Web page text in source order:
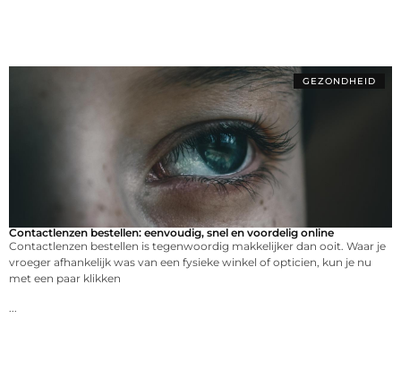
GEZONDHEID
Contactlenzen bestellen: eenvoudig, snel en voordelig online
Contactlenzen bestellen is tegenwoordig makkelijker dan ooit. Waar je
vroeger afhankelijk was van een fysieke winkel of opticien, kun je nu
met een paar klikken